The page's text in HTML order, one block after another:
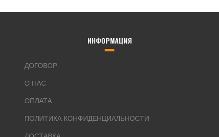
ИНФОРМАЦИЯ
ДОГОВОР
О НАС
ОПЛАТА
ПОЛИТИКА КОНФИДЕНЦИАЛЬНОСТИ